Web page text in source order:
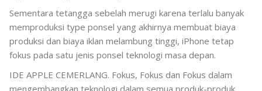
Sementara tetangga sebelah merugi karena terlalu banyak
memproduksi type ponsel yang akhirnya membuat biaya
produksi dan biaya iklan melambung tinggi, iPhone tetap
fokus pada satu jenis ponsel teknologi masa depan.
IDE APPLE CEMERLANG. Fokus, Fokus dan Fokus dalam